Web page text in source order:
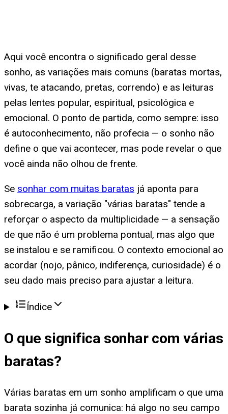
Aqui você encontra o significado geral desse
sonho, as variações mais comuns (baratas mortas,
vivas, te atacando, pretas, correndo) e as leituras
pelas lentes popular, espiritual, psicológica e
emocional. O ponto de partida, como sempre: isso
é autoconhecimento, não profecia — o sonho não
define o que vai acontecer, mas pode revelar o que
você ainda não olhou de frente.
Se sonhar com muitas baratas já aponta para
sobrecarga, a variação "várias baratas" tende a
reforçar o aspecto da multiplicidade — a sensação
de que não é um problema pontual, mas algo que
se instalou e se ramificou. O contexto emocional ao
acordar (nojo, pânico, indiferença, curiosidade) é o
seu dado mais preciso para ajustar a leitura.
Índice
O que significa sonhar com várias
baratas?
Várias baratas em um sonho amplificam o que uma
barata sozinha já comunica: há algo no seu campo